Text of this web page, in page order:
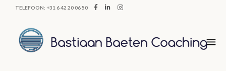
TELEFOON: +31 6 42 20 06 50